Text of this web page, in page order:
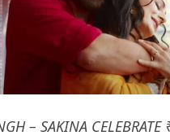
– SAKINA